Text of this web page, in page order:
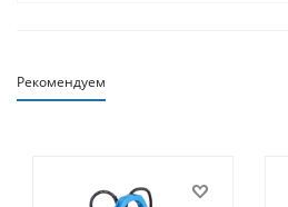
Рекомендуем